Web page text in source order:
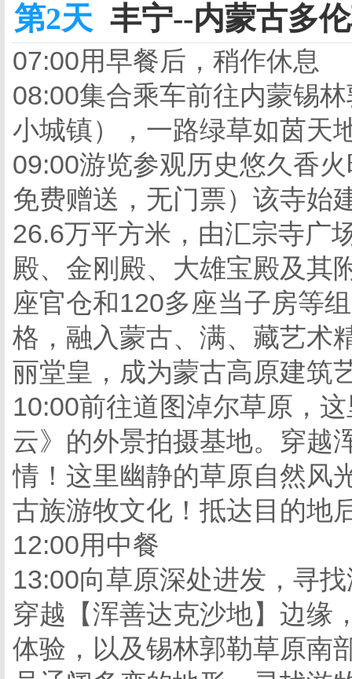
第2天 丰宁--内蒙古多
07:00用早餐后，稍作休息
08:00集合乘车前往内蒙锡
小城镇），一路绿草如茵天
09:00游览参观历史悠久香
免费赠送，无门票）该寺始
26.6万平方米，由汇宗寺广
殿、金刚殿、大雄宝殿及其
座官仓和120多座当子房等
格，融入蒙古、满、藏艺术
丽堂皇，成为蒙古高原建筑
10:00前往道图淖尔草原，
云》的外景拍摄基地。穿越
情！这里幽静的草原自然风
古族游牧文化！抵达目的地
12:00用中餐
13:00向草原深处进发，寻
穿越【浑善达克沙地】边缘
体验，以及锡林郭勒草原南